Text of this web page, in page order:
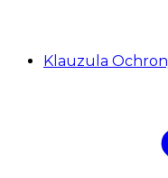
Klauzula